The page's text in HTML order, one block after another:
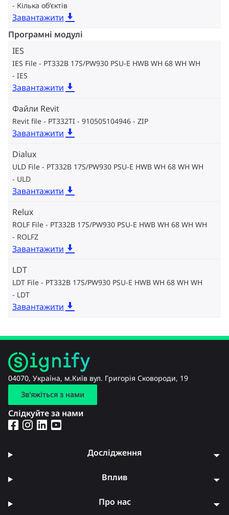
Кілька об‘єктів
Завантажити
Програмні модулі
IES
IES File - PT332B 17S/PW930 PSU-E HWB WH 68 WH WH
IES
Завантажити
Файли Revit
Revit file - PT332TI - 910505104946 ZIP
Завантажити
Dialux
ULD File - PT332B 17S/PW930 PSU-E HWB WH 68 WH WH
ULD
Завантажити
Relux
ROLF File - PT332B 17S/PW930 PSU-E HWB WH 68 WH WH
ROLFZ
Завантажити
LDT
LDT File - PT332B 17S/PW930 PSU-E HWB WH 68 WH WH
LDT
Завантажити
04070, Україна, м.Київ вул. Григорія Сковороди, 19
Зв'яжіться з нами
Слідкуйте за нами
Дослідження
Вплив
Про нас